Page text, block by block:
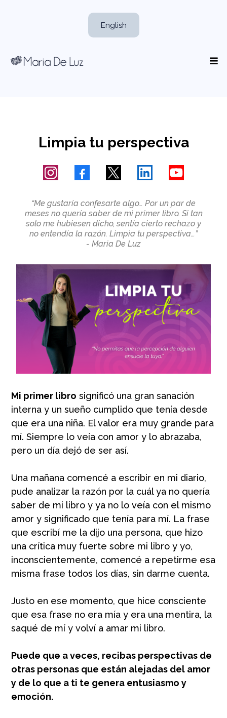
English
Limpia tu perspectiva
“Me gustaría confesarte algo… Por un par de
meses no quería saber de mi primer libro. Si tan
solo me hubiesen dicho, sentía cierto rechazo y
no entendía la razón. Limpia tu perspectiva…”
- Maria De Luz
Mi primer libro significó una gran sanación
interna y un sueño cumplido que tenía desde
que era una niña. El valor era muy grande para
mí. Siempre lo veía con amor y lo abrazaba,
pero un día dejó de ser así.
Una mañana comencé a escribir en mi diario,
pude analizar la razón por la cuál ya no quería
saber de mi libro y ya no lo veía con el mismo
amor y significado que tenía para mí. La frase
que escribí me la dijo una persona, que hizo
una crítica muy fuerte sobre mi libro y yo,
inconscientemente, comencé a repetirme esa
misma frase todos los días, sin darme cuenta.
Justo en ese momento, que hice consciente
que esa frase no era mía y era una mentira, la
saqué de mí y volví a amar mi libro.
Puede que a veces, recibas perspectivas de
otras personas que están alejadas del amor
y de lo que a ti te genera entusiasmo y
emoción.